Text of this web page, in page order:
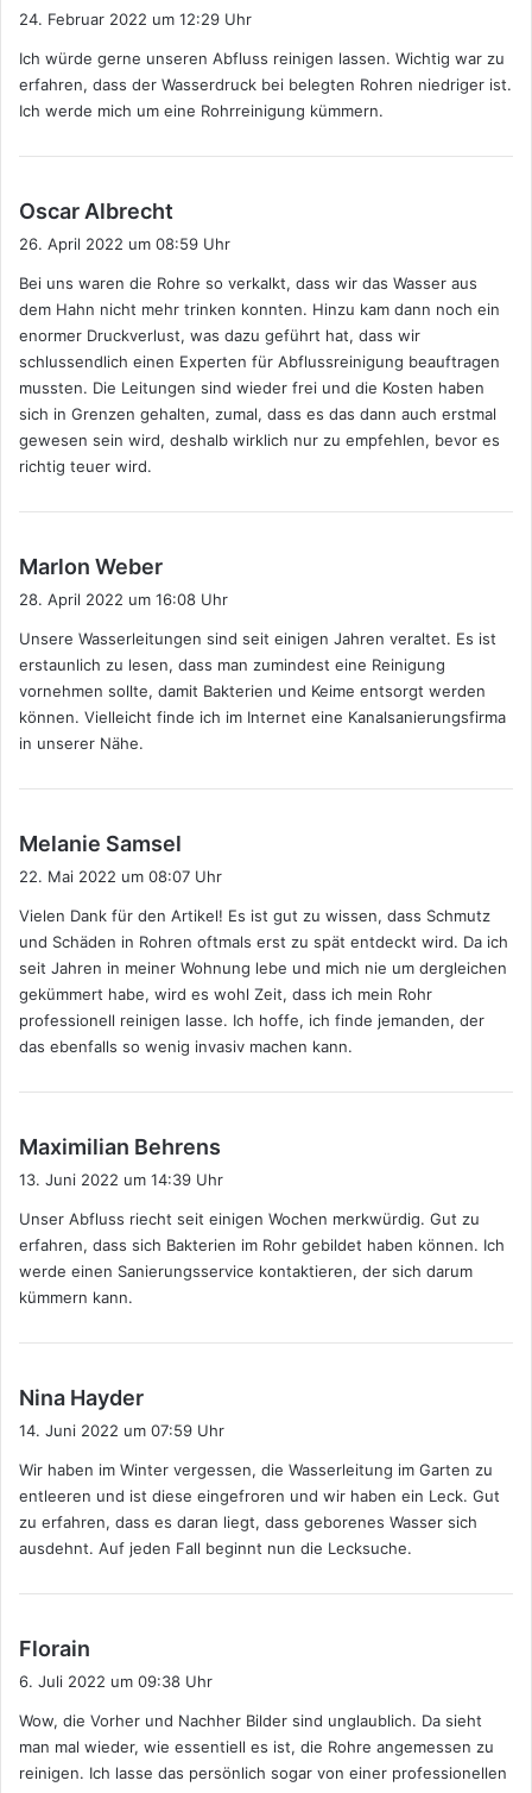
t
:
24. Februar 2022 um 12:29 Uhr
Ich würde gerne unseren Abfluss reinigen lassen. Wichtig war zu
erfahren, dass der Wasserdruck bei belegten Rohren niedriger ist.
Ich werde mich um eine Rohrreinigung kümmern.
Oscar Albrecht
t
:
26. April 2022 um 08:59 Uhr
Bei uns waren die Rohre so verkalkt, dass wir das Wasser aus
dem Hahn nicht mehr trinken konnten. Hinzu kam dann noch ein
enormer Druckverlust, was dazu geführt hat, dass wir
schlussendlich einen Experten für Abflussreinigung beauftragen
mussten. Die Leitungen sind wieder frei und die Kosten haben
sich in Grenzen gehalten, zumal, dass es das dann auch erstmal
gewesen sein wird, deshalb wirklich nur zu empfehlen, bevor es
richtig teuer wird.
Marlon Weber
t
:
28. April 2022 um 16:08 Uhr
Unsere Wasserleitungen sind seit einigen Jahren veraltet. Es ist
erstaunlich zu lesen, dass man zumindest eine Reinigung
vornehmen sollte, damit Bakterien und Keime entsorgt werden
können. Vielleicht finde ich im Internet eine Kanalsanierungsfirma
in unserer Nähe.
Melanie Samsel
t
:
22. Mai 2022 um 08:07 Uhr
Vielen Dank für den Artikel! Es ist gut zu wissen, dass Schmutz
und Schäden in Rohren oftmals erst zu spät entdeckt wird. Da ich
seit Jahren in meiner Wohnung lebe und mich nie um dergleichen
gekümmert habe, wird es wohl Zeit, dass ich mein Rohr
professionell reinigen lasse. Ich hoffe, ich finde jemanden, der
das ebenfalls so wenig invasiv machen kann.
Maximilian Behrens
t
:
13. Juni 2022 um 14:39 Uhr
Unser Abfluss riecht seit einigen Wochen merkwürdig. Gut zu
erfahren, dass sich Bakterien im Rohr gebildet haben können. Ich
werde einen Sanierungsservice kontaktieren, der sich darum
kümmern kann.
Nina Hayder
t
:
14. Juni 2022 um 07:59 Uhr
Wir haben im Winter vergessen, die Wasserleitung im Garten zu
entleeren und ist diese eingefroren und wir haben ein Leck. Gut
zu erfahren, dass es daran liegt, dass geborenes Wasser sich
ausdehnt. Auf jeden Fall beginnt nun die Lecksuche.
Florain
t
:
6. Juli 2022 um 09:38 Uhr
Wow, die Vorher und Nachher Bilder sind unglaublich. Da sieht
man mal wieder, wie essentiell es ist, die Rohre angemessen zu
reinigen. Ich lasse das persönlich sogar von einer professionellen